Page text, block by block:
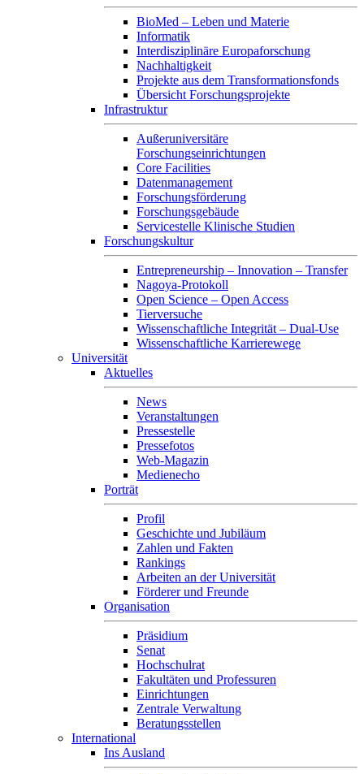
BioMed – Leben und Materie
Informatik
Interdisziplinäre Europaforschung
Nachhaltigkeit
Projekte aus dem Transformationsfonds
Übersicht Forschungsprojekte
Infrastruktur
Außeruniversitäre
Forschungseinrichtungen
Core Facilities
Datenmanagement
Forschungsförderung
Forschungsgebäude
Servicestelle Klinische Studien
Forschungskultur
Entrepreneurship – Innovation – Transfer
Nagoya-Protokoll
Open Science – Open Access
Tierversuche
Wissenschaftliche Integrität – Dual-Use
Wissenschaftliche Karrierewege
Universität
Aktuelles
News
Veranstaltungen
Pressestelle
Pressefotos
Web-Magazin
Medienecho
Porträt
Profil
Geschichte und Jubiläum
Zahlen und Fakten
Rankings
Arbeiten an der Universität
Förderer und Freunde
Organisation
Präsidium
Senat
Hochschulrat
Fakultäten und Professuren
Einrichtungen
Zentrale Verwaltung
Beratungsstellen
International
Ins Ausland